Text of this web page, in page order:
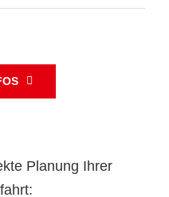
Planung Ihrer